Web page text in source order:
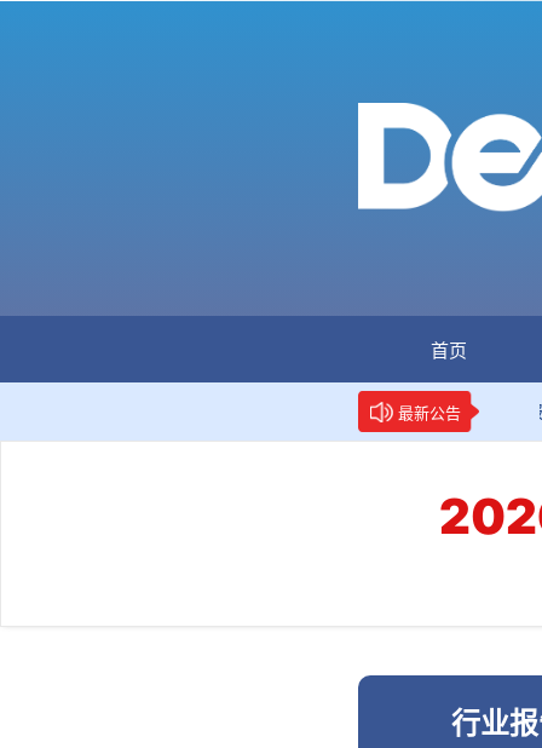
首页
最新公告
新华网权威报道：两项
行业